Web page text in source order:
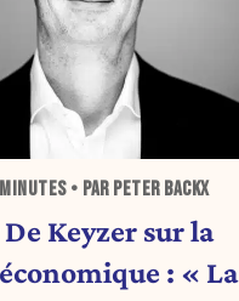
• PAR PETER BACKX
Keyzer sur la
: « La